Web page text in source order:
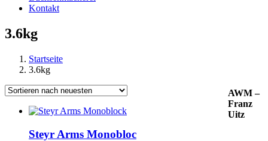
Kontakt
3.6kg
Startseite
3.6kg
Steyr Arms Monobloc
AWM –
Franz
Uitz